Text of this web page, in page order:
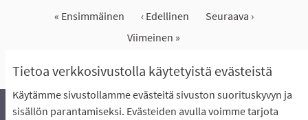
Tietoa verkkosivustolla käytetyistä evästeistä
Käytämme sivustollamme evästeitä sivuston suorituskyvyn ja
sisällön parantamiseksi. Evästeiden avulla voimme tarjota
« Ensimmäinen ‹ Edellinen
Seuraava ›
Viimeinen »
Näytä kaikki peruutetut ideat